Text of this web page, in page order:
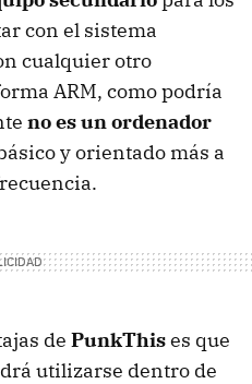
con el sistema
cualquier otro
ARM, como podría
no es un ordenador
y orientado más a
de PunkThises que
utilizarse dentro de